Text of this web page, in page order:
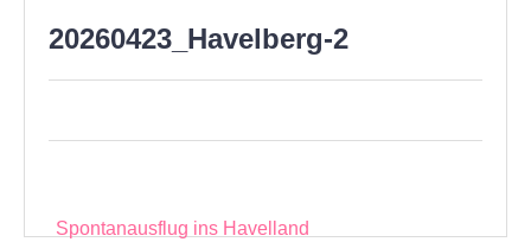
20260423_Havelberg-2
Beitragsnavigation
Spontanausflug ins Havelland